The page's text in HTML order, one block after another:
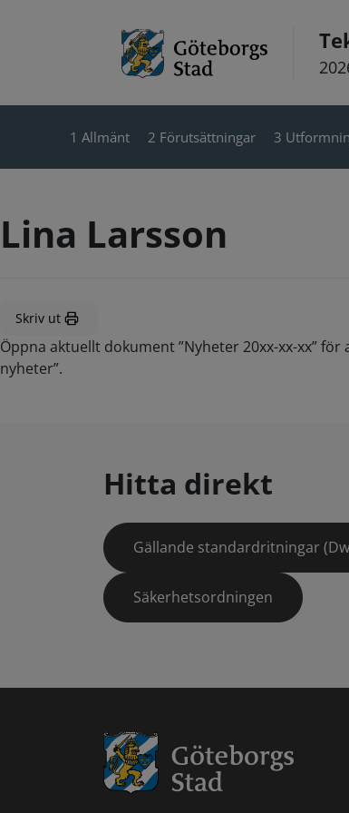
1 Allmänt 2 Förutsättningar 3
Lina Larsson
Skriv ut
Öppna aktuellt dokument ”Nyheter 20xx-xx-xx”
nyheter”.
Hitta direkt
Gällande standardritningar
Säkerhetsordningen